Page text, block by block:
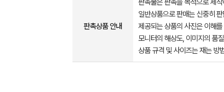
판촉상품 안내
판촉물은 판촉을 목적으로 제
일반상품으로 판매는 신중히
제공되는 상품의 사진은 이해
모니터의 해상도, 이미지의 품
상품 규격 및 사이즈는 재는 방